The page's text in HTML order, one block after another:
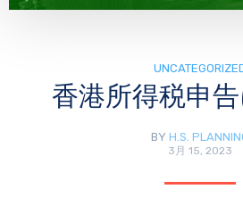
香港所得税申
BY H.S.
3月 15, 2023